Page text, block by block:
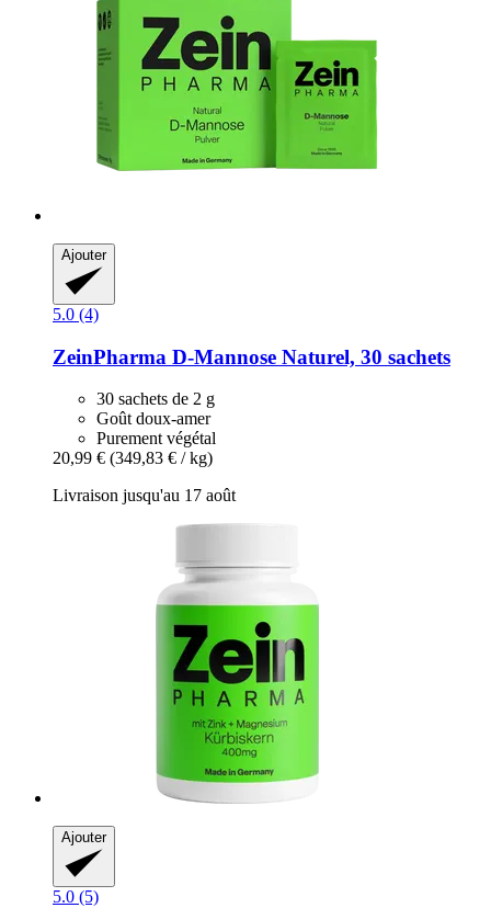
Ajouter
5.0 (4)
ZeinPharma D-​Mannose Naturel, 30 sachets
30 sachets de 2 g
Goût doux-amer
Purement végétal
20,99 € (349,83 € / kg)
Livraison jusqu'au 17 août
Ajouter
5.0 (5)